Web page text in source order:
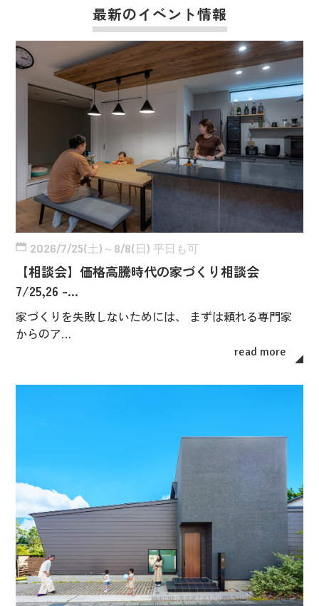
最新のイベント情報
2026/7/25(土)～8/8(日) 平日も可
【相談会】価格高騰時代の家づくり相談会
7/25,26 -…
家づくりを失敗しないためには、 まずは頼れる専門家
からのア…
read more